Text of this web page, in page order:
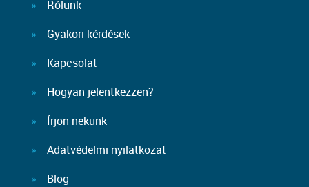
Rólunk
Gyakori kérdések
Kapcsolat
Hogyan jelentkezzen?
Írjon nekünk
Adatvédelmi nyilatkozat
Blog